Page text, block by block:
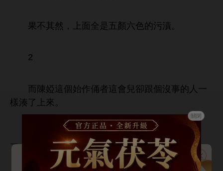
果 其然， 面全 顏 污漬。
2
而陳婭 個始作俑者
兒卻跟個沒事
樣湊
。
：「林哥， 跟嫂子
？
頻還拍著呢。」
關閉